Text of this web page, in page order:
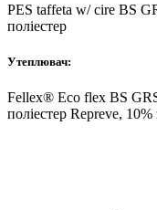
PES taffeta w/ cire BS
поліестер
Утеплювач:
Fellex® Eco flex BS
поліестер Repreve,